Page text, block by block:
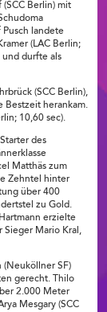
Berlin) mit
landete
(LAC Berlin;
durfte als
(SCC Berlin),
Bestzeit herankam.
10,60 sec).
des
Matthäs zum
Zehntel hinter
über 400
zu Gold.
erzielte
Mario Kral,
(Neuköllner SF)
gerecht. Thilo
2.000 Meter
Mesgary (SCC